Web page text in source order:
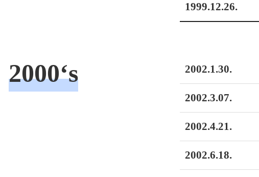
1999.12.26.
2000‘s 2002.1.30.
2002.3.07.
2002.4.21.
2002.6.18.